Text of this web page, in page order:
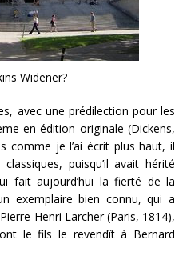
Widener?
avec une prédilection pour les
en édition originale (Dickens,
comme je l’ai écrit plus haut, il
puisqu’il avait hérité
fait aujourd’hui la fierté de la
exemplaire bien connu, qui a
Henri Larcher (Paris, 1814),
le fils le revendît à Bernard